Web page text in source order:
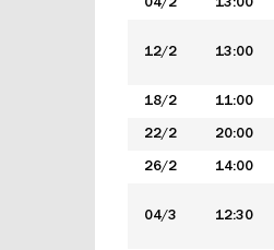
12/2 13:00
18/2 11:00
22/2 20:00
26/2 14:00
04/3 12:30